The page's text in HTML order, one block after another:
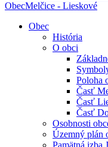
ObecMelčice - Lieskové
Obec
História
O obci
Poloha
Časť
Časť
Časť
Osobnosti
Územný plán
Pamätná izba